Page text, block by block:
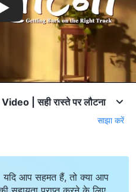
| सही रास्ते पर लौटना
साझा करें
यदि आप सहमत हैं, तो क्या आप